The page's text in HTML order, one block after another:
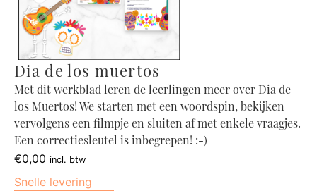
Dia de los muertos
Met dit werkblad leren de leerlingen meer over Dia de
los Muertos! We starten met een woordspin, bekijken
vervolgens een filmpje en sluiten af met enkele vraagjes.
Een correctiesleutel is inbegrepen! :-)
€0,00 incl. btw
Snelle levering